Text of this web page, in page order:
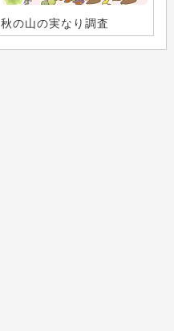
秋の山の実なり調査